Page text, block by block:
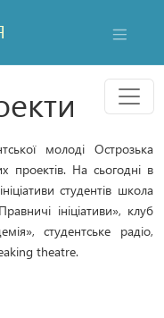
Меню
молоді Острозька
проектів. На сьогодні в
студентів школа
ініціативи», клуб
студентське радіо,
theatre.